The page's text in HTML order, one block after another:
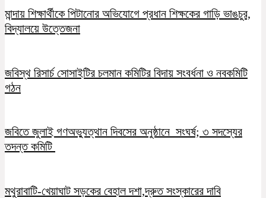
মান্দায় শিক্ষার্থীকে পিটানোর অভিযোগে প্রধান শিক্ষকের গাড়ি ভাঙচুর,
বিদ্যালয়ে উত্তেজনা
জবিস্থ রিসার্চ সোসাইটির চলমান কমিটির বিদায় সংবর্ধনা ও নবকমিটি
গঠন
জবিতে জুলাই গণঅভ্যুত্থান দিবসের অনুষ্ঠানে সংঘর্ষ; ৩ সদস্যের
তদন্ত কমিটি
মথুরাবাটি-খেয়াঘাট সড়কের বেহাল দশা,দ্রুত সংস্কারের দাবি